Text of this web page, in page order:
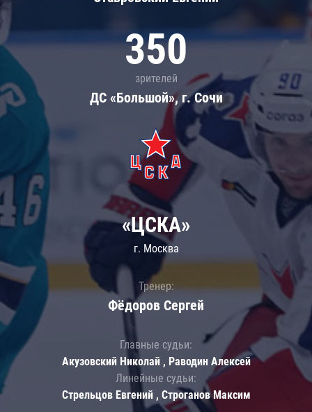
350
зрителей
ДС «Большой», г. Сочи
«ЦСКА»
г. Москва
Тренер:
Фёдоров Сергей
Главные судьи:
Акузовский Николай , Раводин Алексей
Линейные судьи:
Стрельцов Евгений , Строганов Максим